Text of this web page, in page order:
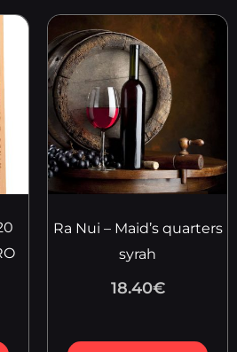
Ra Nui – Maid’s quarters
syrah
18.40€